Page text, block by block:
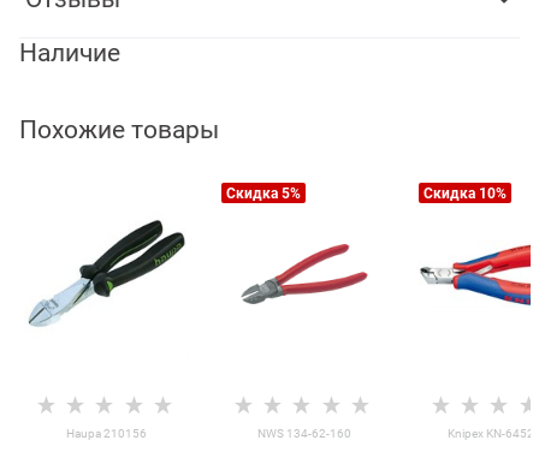
Наличие
Похожие товары
Haupa 210156
Скидка 5%
NWS 134-62-160
Скидка 10%
Knipex KN-